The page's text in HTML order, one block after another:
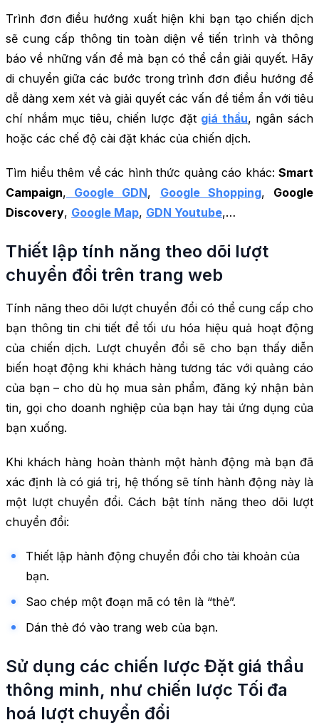
Trình đơn điều hướng xuất hiện khi bạn tạo chiến dịch
sẽ cung cấp thông tin toàn diện về tiến trình và thông
báo về những vấn đề mà bạn có thể cần giải quyết. Hãy
di chuyển giữa các bước trong trình đơn điều hướng để
dễ dàng xem xét và giải quyết các vấn đề tiềm ẩn với tiêu
chí nhắm mục tiêu, chiến lược đặt giá thầu, ngân sách
hoặc các chế độ cài đặt khác của chiến dịch.
Tìm hiểu thêm về các hình thức quảng cáo khác: Smart
Campaign, Google GDN, Google Shopping, Google
Discovery, Google Map, GDN Youtube,…
Thiết lập tính năng theo dõi lượt
chuyển đổi trên trang web
Tính năng theo dõi lượt chuyển đổi có thể cung cấp cho
bạn thông tin chi tiết để tối ưu hóa hiệu quả hoạt động
của chiến dịch. Lượt chuyển đổi sẽ cho bạn thấy diễn
biến hoạt động khi khách hàng tương tác với quảng cáo
của bạn – cho dù họ mua sản phẩm, đăng ký nhận bản
tin, gọi cho doanh nghiệp của bạn hay tải ứng dụng của
bạn xuống.
Khi khách hàng hoàn thành một hành động mà bạn đã
xác định là có giá trị, hệ thống sẽ tính hành động này là
một lượt chuyển đổi. Cách bật tính năng theo dõi lượt
chuyển đổi:
Thiết lập hành động chuyển đổi cho tài khoản của
bạn.
Sao chép một đoạn mã có tên là “thẻ”.
Dán thẻ đó vào trang web của bạn.
Sử dụng các chiến lược Đặt giá thầu
thông minh, như chiến lược Tối đa
hoá lượt chuyển đổi